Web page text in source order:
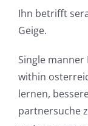
Ihn betrifft
Geige.
Single
within
lernen,
partnersuche